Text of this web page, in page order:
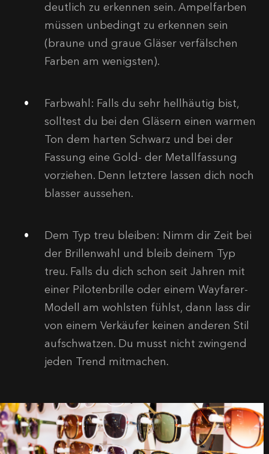
deutlich zu erkennen sein. Ampelfarben
müssen unbedingt zu erkennen sein
(braune und graue Gläser verfälschen
Farben am wenigsten).
Farbwahl: Falls du sehr hellhäutig bist,
solltest du bei den Gläsern einen warmen
Ton dem harten Schwarz und bei der
Fassung eine Gold- der Metallfassung
vorziehen. Denn letztere lassen dich noch
blasser aussehen.
Dem Typ treu bleiben: Nimm dir Zeit bei
der Brillenwahl und bleib deinem Typ
treu. Falls du dich schon seit Jahren mit
einer Pilotenbrille oder einem Wayfarer-
Modell am wohlsten fühlst, dann lass dir
von einem Verkäufer keinen anderen Stil
aufschwatzen. Du musst nicht zwingend
jeden Trend mitmachen.